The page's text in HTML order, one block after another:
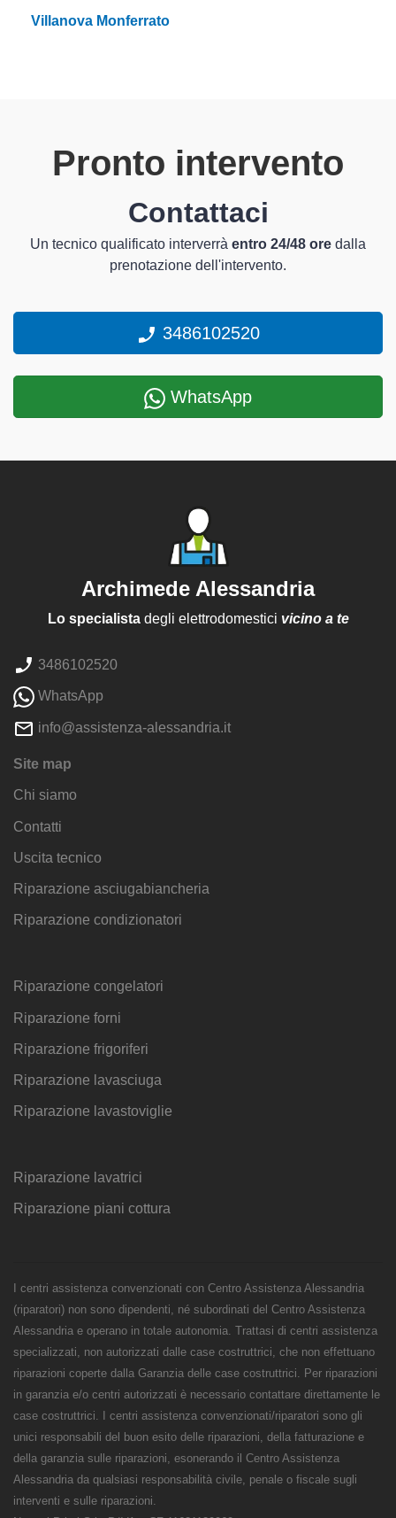
Villanova Monferrato
Pronto intervento
Contattaci
Un tecnico qualificato interverrà entro 24/48 ore dalla
prenotazione dell'intervento.
3486102520
WhatsApp
Archimede Alessandria
Lo specialistadegli elettrodomestici vicino a te
3486102520
WhatsApp
info@assistenza-alessandria.it
Site map
Chi siamo
Contatti
Uscita tecnico
Riparazione asciugabiancheria
Riparazione condizionatori
Riparazione congelatori
Riparazione forni
Riparazione frigoriferi
Riparazione lavasciuga
Riparazione lavastoviglie
Riparazione lavatrici
Riparazione piani cottura
I centri assistenza convenzionati con Centro Assistenza Alessandria
(riparatori) non sono dipendenti, né subordinati del Centro Assistenza
Alessandria e operano in totale autonomia. Trattasi di centri assistenza
specializzati, non autorizzati dalle case costruttrici, che non effettuano
riparazioni coperte dalla Garanzia delle case costruttrici. Per riparazioni
in garanzia e/o centri autorizzati è necessario contattare direttamente le
case costruttrici. I centri assistenza convenzionati/riparatori sono gli
unici responsabili del buon esito delle riparazioni, della fatturazione e
della garanzia sulle riparazioni, esonerando il Centro Assistenza
Alessandria da qualsiasi responsabilità civile, penale o fiscale sugli
interventi e sulle riparazioni.